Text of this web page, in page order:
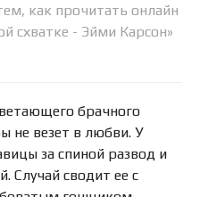
как прочитать онлайн
схватке - Эйми Карсон»
брачного
не везет в любви. У
за спиной развод и
Случай сводит ее с